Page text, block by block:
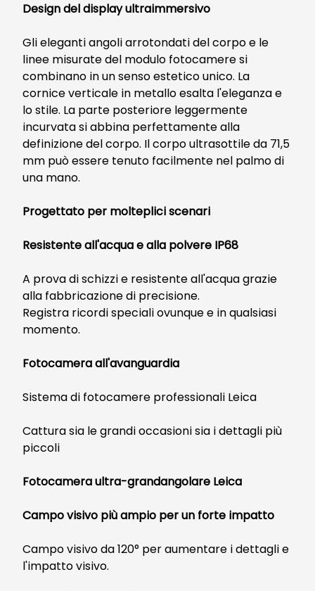
Design del display ultraimmersivo
Gli eleganti angoli arrotondati del corpo e le
linee misurate del modulo fotocamere si
combinano in un senso estetico unico. La
cornice verticale in metallo esalta l'eleganza e
lo stile. La parte posteriore leggermente
incurvata si abbina perfettamente alla
definizione del corpo. Il corpo ultrasottile da 71,5
mm può essere tenuto facilmente nel palmo di
una mano.
Progettato per molteplici scenari
Resistente all'acqua e alla polvere IP68
A prova di schizzi e resistente all'acqua grazie
alla fabbricazione di precisione.
Registra ricordi speciali ovunque e in qualsiasi
momento.
Fotocamera all'avanguardia
Sistema di fotocamere professionali Leica
Cattura sia le grandi occasioni sia i dettagli più
piccoli
Fotocamera ultra-grandangolare Leica
Campo visivo più ampio per un forte impatto
Campo visivo da 120° per aumentare i dettagli e
l'impatto visivo.